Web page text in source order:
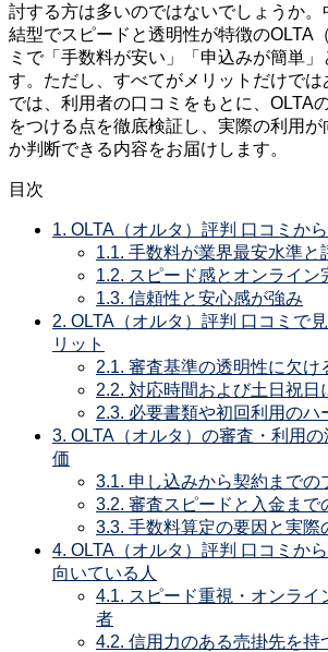
討する方は多いのではないでしょうか
結型でスピードと透明性が特徴のOLTA
ミで「手数料が安い」「申込みが簡単」
す。ただし、すべてがメリットだけで
では、利用者の口コミをもとに、OLTA
をつける点を徹底検証し、実際の利用
か判断できる内容をお届けします。
目次
1. OLTA（オルタ）評判 口コミか
1.1. 手数料が業界最安水準と
1.2. スピード感とオンライン
1.3. 信頼性と安心感が強み
2. OLTA（オルタ）評判 口コミで
リット
2.1. 審査基準の透明性に欠け
2.2. 対応時間および土日祝日
2.3. 必要書類や初回利用のハ
3. OLTA（オルタ）の審査・利用
価
3.1. 申し込みから契約までの
3.2. 審査スピードと入金まで
3.3. 手数料算定の要因と実際
4. OLTA（オルタ）評判 口コミか
向いている人
4.1. スピード重視・オンライ
者
4.2. 信用力のある売掛先を持